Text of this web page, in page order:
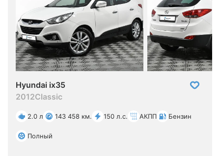
Hyundai ix35
2012Classic
2.0 л 143 458 км. 150 л.с. АКПП Бензин
Полный